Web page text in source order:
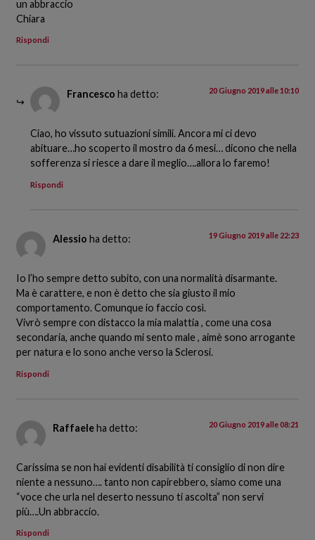
un abbraccio
Chiara
Rispondi
Francesco ha detto: 20 Giugno 2019 alle 10:10
Ciao, ho vissuto sutuazioni simili. Ancora mi ci devo
abituare…ho scoperto il mostro da 6 mesi… dicono che nella
sofferenza si riesce a dare il meglio….allora lo faremo!
Rispondi
Alessio ha detto: 19 Giugno 2019 alle 22:23
Io l’ho sempre detto subito, con una normalità disarmante.
Ma è carattere, e non è detto che sia giusto il mio
comportamento. Comunque io faccio così.
Vivrò sempre con distacco la mia malattia , come una cosa
secondaria, anche quando mi sento male , aimè sono arrogante
per natura e lo sono anche verso la Sclerosi.
Rispondi
Raffaele ha detto: 20 Giugno 2019 alle 08:21
Carissima se non hai evidenti disabilità ti consiglio di non dire
niente a nessuno…. tanto non capirebbero, siamo come una
“voce che urla nel deserto nessuno ti ascolta” non servi
più….Un abbraccio.
Rispondi